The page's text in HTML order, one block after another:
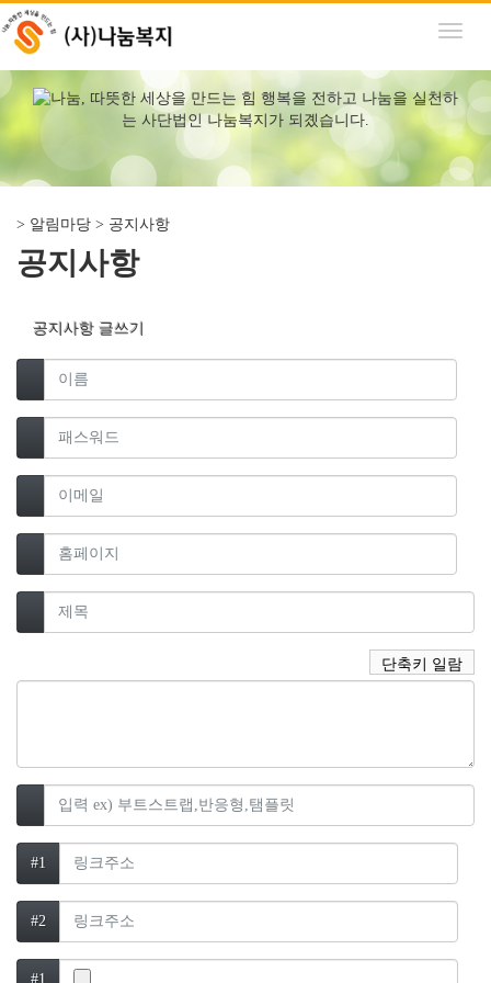
Toggle
> 알림마당 > 공지사항
공지사항목
공지사항 글쓰기
이름 필수
패스워드 필수
이메일
홈페이지
제목 필수
단축키 일람
#1 링크
#2 링크
#1